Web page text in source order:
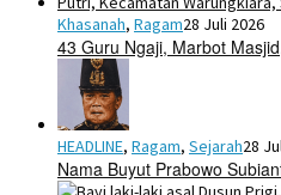
Khasanah, Ragam28 Juli 2026
43 Guru Ngaji, Marbot
HEADLINE, Ragam, Sejarah28
Nama Buyut Prabowo